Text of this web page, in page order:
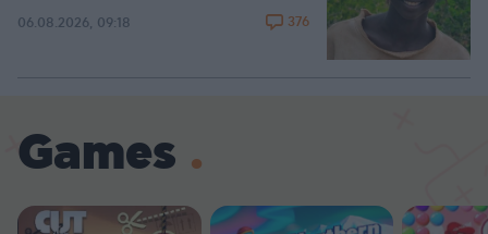
06.08.2026, 09:18 376
Games